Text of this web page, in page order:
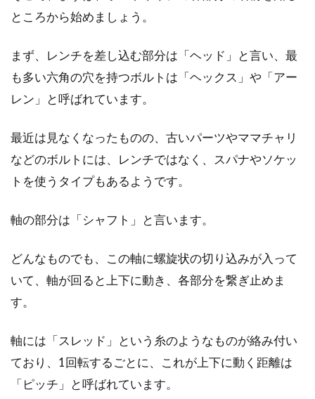
は劣化します。劣化したまま乗り続けるのは故
ジャイアントのクロスバイクの型落
今回は、ジャイアントのクロスバイクの型落ち
のお話を...
ェンジのコツは？
では...
ところから始めましょう。
まず、レンチを差し込む部分は「ヘッド」と言い、最
も多い六角の穴を持つボルトは「ヘックス」や「アー
レン」と呼ばれています。
最近は見なくなったものの、古いパーツやママチャリ
などのボルトには、レンチではなく、スパナやソケッ
トを使うタイプもあるようです。
軸の部分は「シャフト」と言います。
どんなものでも、この軸に螺旋状の切り込みが入って
いて、軸が回ると上下に動き、各部分を繋ぎ止めま
す。
軸には「スレッド」という糸のようなものが絡み付い
ており、1回転するごとに、これが上下に動く距離は
「ピッチ」と呼ばれています。